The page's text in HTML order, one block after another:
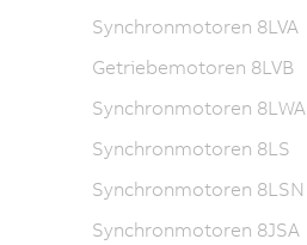
Synchronmotoren 8LVA
Getriebemotoren 8LVB
Synchronmotoren 8LWA
Synchronmotoren 8LS
Synchronmotoren 8LSN
Synchronmotoren 8JSA